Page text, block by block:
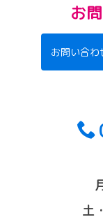
お
お問い合わ
土